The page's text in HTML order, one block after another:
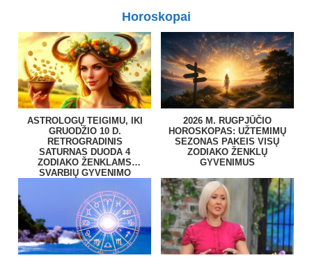
Horoskopai
ASTROLOGŲ TEIGIMU, IKI
GRUODŽIO 10 D.
RETROGRADINIS
SATURNAS DUODA 4
ZODIAKO ŽENKLAMS
SVARBIŲ GYVENIMO
2026 M. RUGPJŪČIO
HOROSKOPAS: UŽTEMIMŲ
SEZONAS PAKEIS VISŲ
ZODIAKO ŽENKLŲ
GYVENIMUS